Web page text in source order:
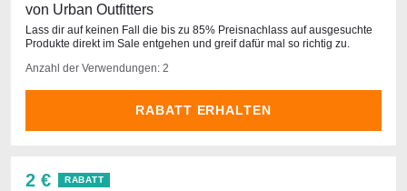
von Urban Outfitters
Lass dir auf keinen Fall die bis zu 85% Preisnachlass auf ausgesuchte
Produkte direkt im Sale entgehen und greif dafür mal so richtig zu.
Anzahl der Verwendungen: 2
RABATT ERHALTEN
2 € RABATT